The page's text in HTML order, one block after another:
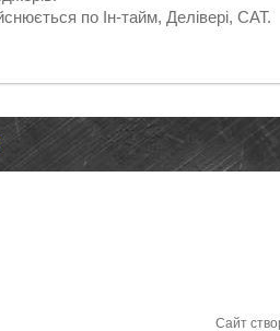
по Ін-тайм, Делівері, САТ.
Сайт